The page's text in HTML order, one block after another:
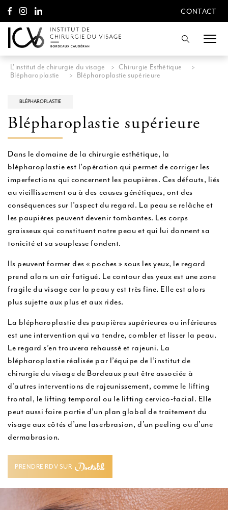
l
CONTACT
CONTACT
Recherche
L'institut de chirurgie du visage > Chirurgie Esthétique
>
Blépharoplastie
> Blépharoplastie supérieure
BLÉPHAROPLASTIE
Blépharoplastie supérieure
Dans le domaine de la chirurgie esthétique, la
blépharoplastie est l’opération qui permet de corriger les
imperfections qui concernent les paupières. Ces défauts, liés
au vieillissement ou à des causes génétiques, ont des
conséquences sur l’aspect du regard. La peau se relâche et
les paupières peuvent devenir tombantes. Les corps
graisseux qui constituent notre peau et qui lui donnent sa
tonicité et sa souplesse fondent.
Ils peuvent former des « poches » sous les yeux, le regard
prend alors un air fatigué. Le contour des yeux est une zone
fragile du visage car la peau y est très fine. Elle est alors
plus sujette aux plus et aux rides.
La blépharoplastie des paupières supérieures ou inférieures
est une intervention qui va tendre, combler et lisser la peau.
Le regard s’en trouvera rehaussé et rajeuni. La
blépharoplastie réalisée par l’équipe de l’institut de
chirurgie du visage de Bordeaux peut être associée à
d’autres interventions de rajeunissement, comme le lifting
frontal, le lifting temporal ou le lifting cervico-facial. Elle
peut aussi faire partie d’un plan global de traitement du
visage aux côtés d’une laserbrasion, d’un peeling ou d’une
dermabrasion.
PRENDRE RDV SUR